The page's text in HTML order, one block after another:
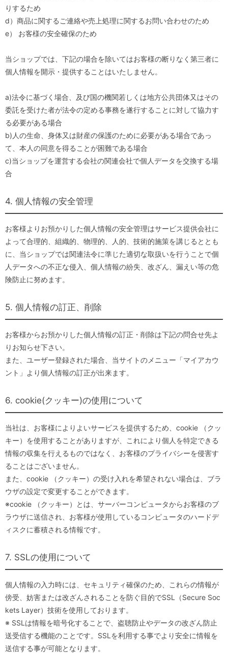
りするため
d）商品に関するご連絡や売上処理に関するお問い合わせのため
e） お客様の安全確保のため
当ショップでは、下記の場合を除いてはお客様の断りなく第三者に
個人情報を開示・提供することはいたしません。
a)法令に基づく場合、及び国の機関若しくは地方公共団体又はその
委託を受けた者が法令の定める事務を遂行することに対して協力す
る必要がある場合
b)人の生命、身体又は財産の保護のために必要がある場合であっ
て、本人の同意を得ることが困難である場合
c)当ショップを運営する会社の関連会社で個人データを交換する場
合
4. 個人情報の安全管理
お客様よりお預かりした個人情報の安全管理はサービス提供会社に
よって合理的、組織的、物理的、人的、技術的施策を講じるととも
に、当ショップでは関連法令に準じた適切な取扱いを行うことで個
人データへの不正な侵入、個人情報の紛失、改ざん、漏えい等の危
険防止に努めます。
5. 個人情報の訂正、削除
お客様からお預かりした個人情報の訂正・削除は下記の問合せ先よ
りお知らせ下さい。
また、ユーザー登録された場合、当サイトのメニュー「マイアカウ
ント」より個人情報の訂正が出来ます。
6. cookie(クッキー)の使用について
当社は、お客様によりよいサービスを提供するため、cookie （クッ
キー）を使用することがありますが、これにより個人を特定できる
情報の収集を行えるものではなく、お客様のプライバシーを侵害す
ることはございません。
また、cookie （クッキー）の受け入れを希望されない場合は、ブラ
ウザの設定で変更することができます。
※cookie （クッキー）とは、サーバーコンピュータからお客様のブ
ラウザに送信され、お客様が使用しているコンピュータのハードデ
ィスクに蓄積される情報です。
7. SSLの使用について
個人情報の入力時には、セキュリティ確保のため、これらの情報が
傍受、妨害または改ざんされることを防ぐ目的でSSL（Secure Soc
kets Layer）技術を使用しております。
※ SSLは情報を暗号化することで、盗聴防止やデータの改ざん防止
送受信する機能のことです。SSLを利用する事でより安全に情報を
送信する事が可能となります。